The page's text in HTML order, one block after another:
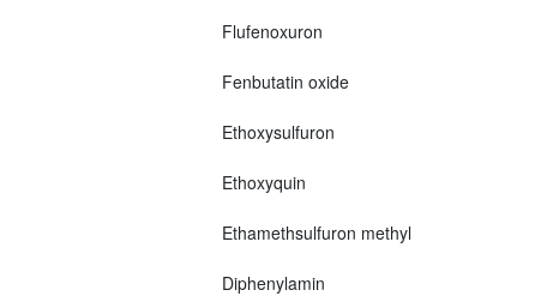
Flufenoxuron
Fenbutatin oxide
Ethoxysulfuron
Ethoxyquin
Ethamethsulfuron methyl
Diphenylamin